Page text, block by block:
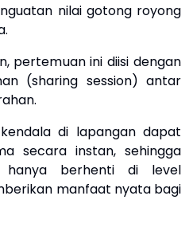
nilai gotong royong
pertemuan ini diisi dengan
(sharing session) antar
di lapangan dapat
secara instan, sehingga
berhenti di level
manfaat nyata bagi